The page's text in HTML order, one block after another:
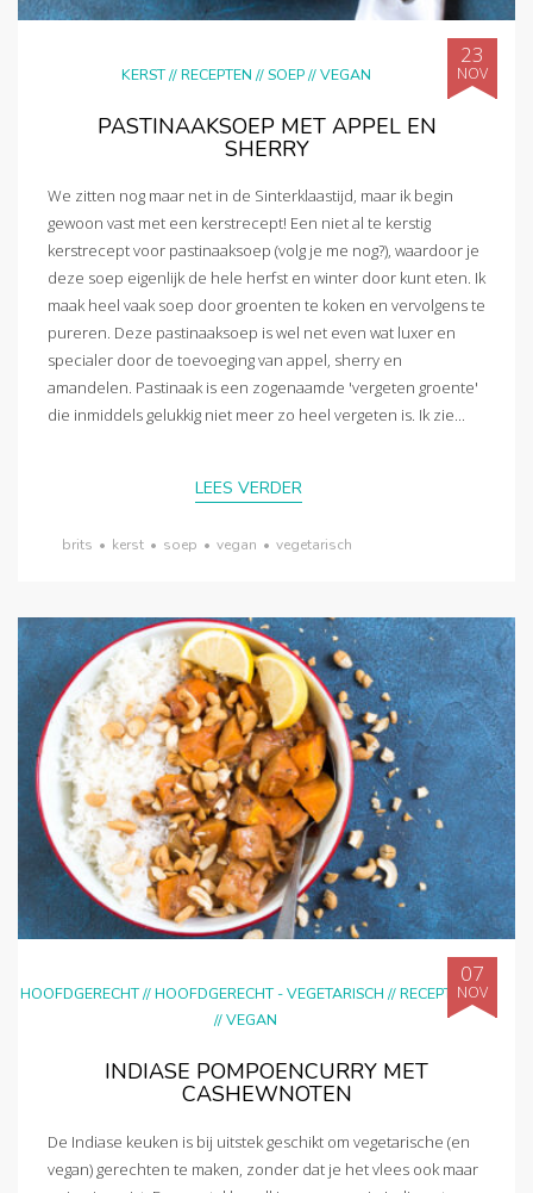
KERST//RECEPTEN //SOEP//VEGAN
23
NOV
PASTINAAKSOEP MET APPEL EN
SHERRY
We zitten nog maar net in de Sinterklaastijd, maar ik begin
gewoon vast met een kerstrecept! Een niet al te kerstig
kerstrecept voor pastinaaksoep (volg je me nog?), waardoor je
deze soep eigenlijk de hele herfst en winter door kunt eten. Ik
maak heel vaak soep door groenten te koken en vervolgens te
pureren. Deze pastinaaksoep is wel net even wat luxer en
specialer door de toevoeging van appel, sherry en
amandelen. Pastinaak is een zogenaamde 'vergeten groente'
die inmiddels gelukkig niet meer zo heel vergeten is. Ik zie...
LEES VERDER
brits • kerst • soep • vegan • vegetarisch
HOOFDGERECHT//HOOFDGERECHT - VEGETARISCH //RECEPTEN
//VEGAN
07
NOV
INDIASE POMPOENCURRY MET
CASHEWNOTEN
De Indiase keuken is bij uitstek geschikt om vegetarische (en
vegan) gerechten te maken, zonder dat je het vlees ook maar